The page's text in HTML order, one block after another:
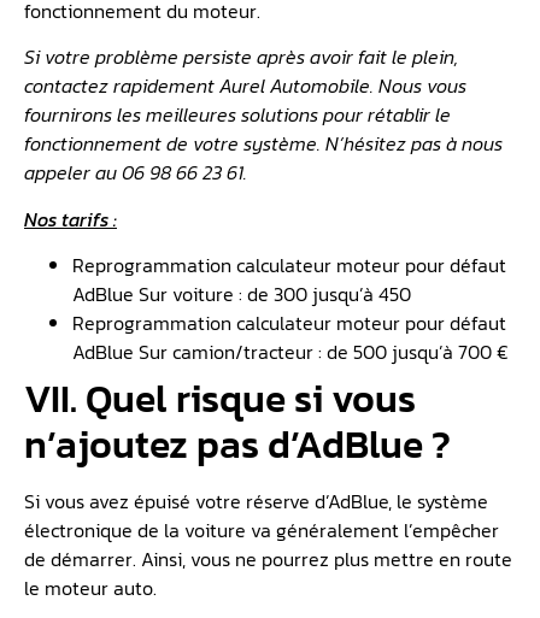
fonctionnement du moteur.
Si votre problème persiste après avoir fait le plein,
contactez rapidement Aurel Automobile. Nous vous
fournirons les meilleures solutions pour rétablir le
fonctionnement de votre système. N’hésitez pas à nous
appeler au 06 98 66 23 61.
Nos tarifs :
Reprogrammation calculateur moteur pour défaut
AdBlue Sur voiture : de 300 jusqu’à 450
Reprogrammation calculateur moteur pour défaut
AdBlue Sur camion/tracteur : de 500 jusqu’à 700 €
VII. Quel risque si vous
n’ajoutez pas d’AdBlue ?
Si vous avez épuisé votre réserve d’AdBlue, le système
électronique de la voiture va généralement l’empêcher
de démarrer. Ainsi, vous ne pourrez plus mettre en route
le moteur auto.